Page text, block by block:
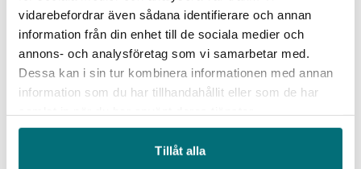
vidarebefordrar även sådana identifierare och annan
information från din enhet till de sociala medier och
annons- och analysföretag som vi samarbetar med.
Dessa kan i sin tur kombinera informationen med annan
information som du har tillhandahållit eller som de har
Tillåt alla
Plats
Buss t/r från Malmö till Odense